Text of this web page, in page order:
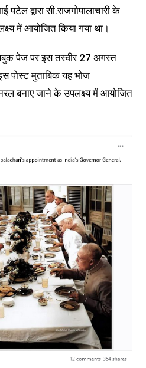
द्वारा सी.राजगोपालाचारी के
में आयोजित किया गया था।
पेज पर इस तस्वीर 27 अगस्त
पोस्ट मुताबिक यह भोज
बनाए जाने के उपलक्ष्य में आयोजित